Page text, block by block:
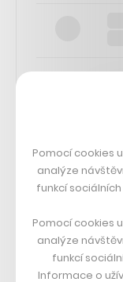
73k
25k
65k
Pomocí cookies
analýze
funkcí
Pomocí cookies
analýze
funkcí
Informace o